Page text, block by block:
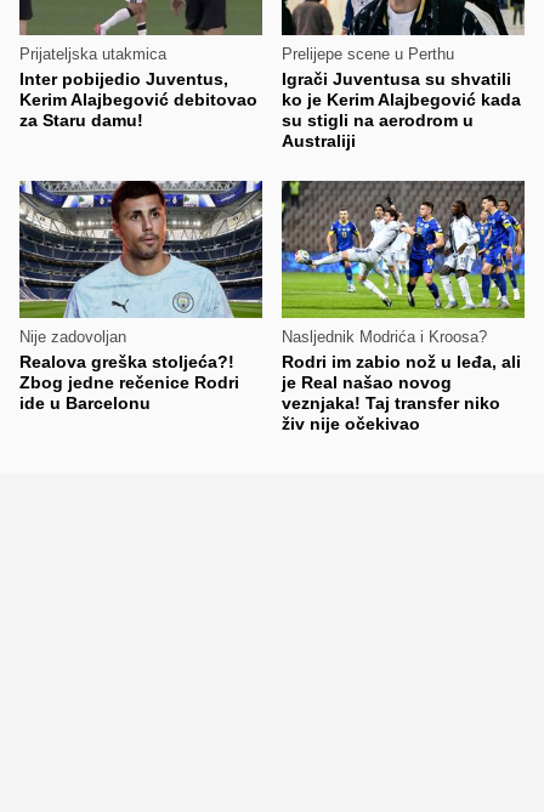
Prijateljska utakmica
Inter pobijedio Juventus,
Kerim Alajbegović debitovao
za Staru damu!
Prelijepe scene u Perthu
Igrači Juventusa su shvatili
ko je Kerim Alajbegović kada
su stigli na aerodrom u
Australiji
Nije zadovoljan
Realova greška stoljeća?!
Zbog jedne rečenice Rodri
ide u Barcelonu
Nasljednik Modrića i Kroosa?
Rodri im zabio nož u leđa, ali
je Real našao novog
veznjaka! Taj transfer niko
živ nije očekivao